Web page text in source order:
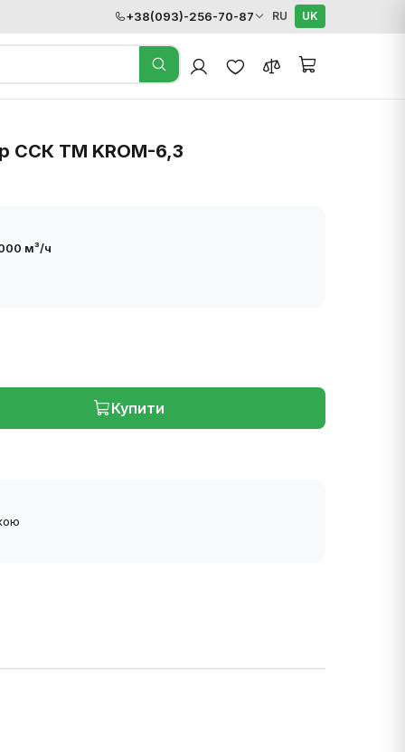
+38(093)-256-70-87 RU UK
ССК ТМ KROM-6,3
м³/ч
Купити